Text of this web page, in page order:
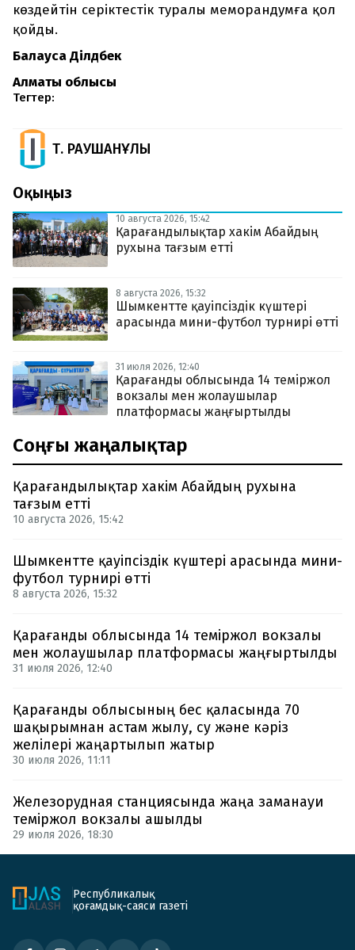
көздейтін серіктестік туралы меморандумға қол
қойды.
Балауса Ділдәбек
Алматы облысы
Тегтер:
Т. РАУШАНҰЛЫ
Оқыңыз
10 августа 2026, 15:42
Қарағандылықтар хакім Абайдың
рухына тағзым етті
8 августа 2026, 15:32
Шымкентте қауіпсіздік күштері
арасында мини-футбол турнирі өтті
31 июля 2026, 12:40
Қарағанды облысында 14 теміржол
вокзалы мен жолаушылар
платформасы жаңғыртылды
Соңғы жаңалықтар
Қарағандылықтар хакім Абайдың рухына
тағзым етті
10 августа 2026, 15:42
Шымкентте қауіпсіздік күштері арасында мини-
футбол турнирі өтті
8 августа 2026, 15:32
Қарағанды облысында 14 теміржол вокзалы
мен жолаушылар платформасы жаңғыртылды
31 июля 2026, 12:40
Қарағанды облысының бес қаласында 70
шақырымнан астам жылу, су және кәріз
желілері жаңартылып жатыр
30 июля 2026, 11:11
Железорудная станциясында жаңа заманауи
теміржол вокзалы ашылды
29 июля 2026, 18:30
Республикалық
қоғамдық-саяси газеті